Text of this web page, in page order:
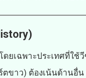
ยเฉพาะประเทศที่ใช้
ขาว) ต้องเน้นด้านอื่